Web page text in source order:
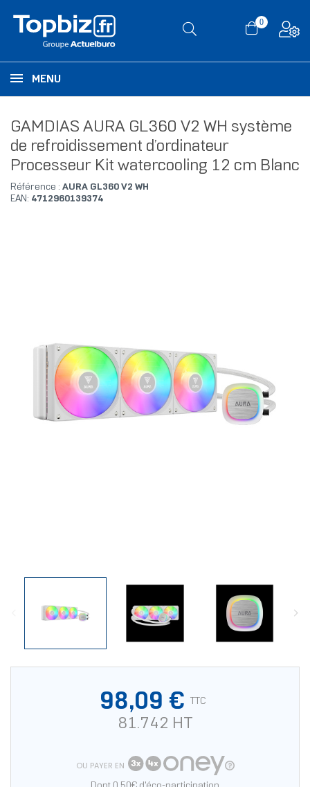
0
MENU
GAMDIAS AURA GL360 V2 WH système
de refroidissement d’ordinateur
Processeur Kit watercooling 12 cm Blanc
Référence : AURA GL360 V2 WH
EAN: 4712960139374
98,09 € TTC
81.742 HT
OU PAYER EN